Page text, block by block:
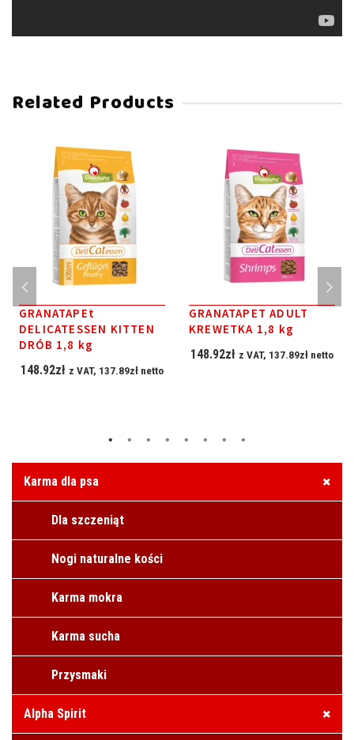
Related Products
GRANATAPEt
DELICATESSEN KITTEN
DRÓB 1,8 kg
148.92zł z VAT, 137.89zł netto
GRANATAPET ADULT
KREWETKA 1,8 kg
148.92zł z VAT, 137.89zł netto
Karma dla psa
Dla szczeniąt
Nogi naturalne kości
Karma mokra
Karma sucha
Przysmaki
Alpha Spirit